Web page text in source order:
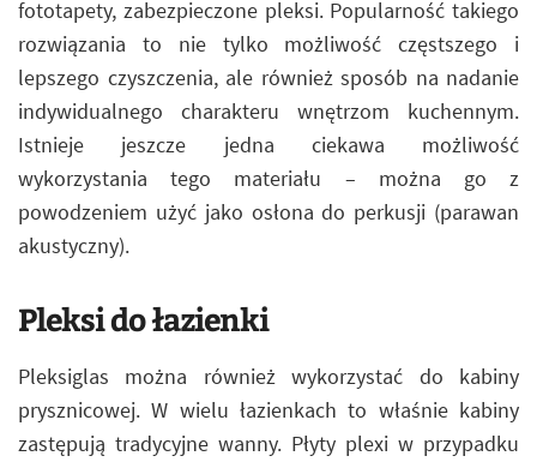
fototapety, zabezpieczone pleksi. Popularność takiego
rozwiązania to nie tylko możliwość częstszego i
lepszego czyszczenia, ale również sposób na nadanie
indywidualnego charakteru wnętrzom kuchennym.
Istnieje jeszcze jedna ciekawa możliwość
wykorzystania tego materiału – można go z
powodzeniem użyć jako osłona do perkusji (parawan
akustyczny).
Pleksi do łazienki
Pleksiglas można również wykorzystać do kabiny
prysznicowej. W wielu łazienkach to właśnie kabiny
zastępują tradycyjne wanny. Płyty plexi w przypadku